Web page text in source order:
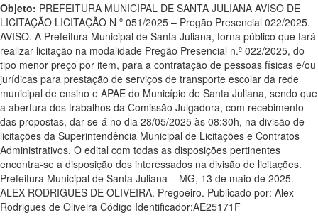
Objeto: PREFEITURA MUNICIPAL DE SANTA JULIANA AVISO DE
LICITAÇÃO LICITAÇÃO N º 051/2025 – Pregão Presencial 022/2025.
AVISO. A Prefeitura Municipal de Santa Juliana, torna público que fará
realizar licitação na modalidade Pregão Presencial n.º 022/2025, do
tipo menor preço por item, para a contratação de pessoas físicas e/ou
jurídicas para prestação de serviços de transporte escolar da rede
municipal de ensino e APAE do Município de Santa Juliana, sendo que
a abertura dos trabalhos da Comissão Julgadora, com recebimento
das propostas, dar-se-á no dia 28/05/2025 às 08:30h, na divisão de
licitações da Superintendência Municipal de Licitações e Contratos
Administrativos. O edital com todas as disposições pertinentes
encontra-se a disposição dos interessados na divisão de licitações.
Prefeitura Municipal de Santa Juliana – MG, 13 de maio de 2025.
ALEX RODRIGUES DE OLIVEIRA. Pregoeiro. Publicado por: Alex
Rodrigues de Oliveira Código Identificador:AE25171F